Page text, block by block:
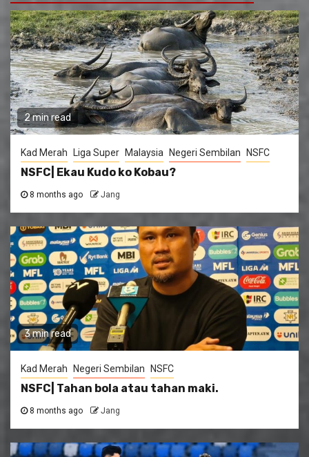
2 min read
Kad Merah Liga Super Malaysia Negeri Sembilan NSFC
NSFC| Ekau Kudo ko Kobau?
8 months ago Jang
3 min read
Kad Merah Negeri Sembilan NSFC
NSFC| Tahan bola atau tahan maki.
8 months ago Jang